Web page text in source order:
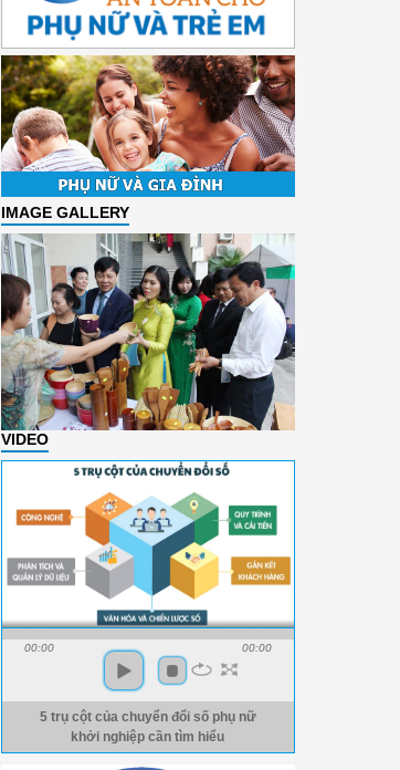
IMAGE GALLERY
VIDEO
00:00 00:00
5 trụ cột của chuyển đổi số phụ nữ
khởi nghiệp cần tìm hiểu